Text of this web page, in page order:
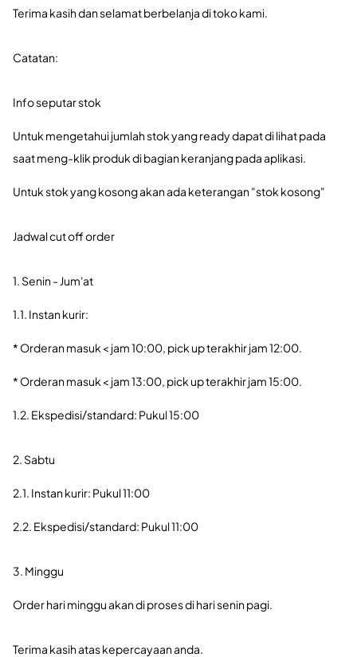
Terima kasih dan selamat berbelanja di toko kami.
Catatan:
Info seputar stok
Untuk mengetahui jumlah stok yang ready dapat di lihat pada
saat meng-klik produk di bagian keranjang pada aplikasi.
Untuk stok yang kosong akan ada keterangan "stok kosong"
Jadwal cut off order
1. Senin - Jum'at
1.1. Instan kurir:
* Orderan masuk < jam 10:00, pick up terakhir jam 12:00.
* Orderan masuk < jam 13:00, pick up terakhir jam 15:00.
1.2. Ekspedisi/standard: Pukul 15:00
2. Sabtu
2.1. Instan kurir: Pukul 11:00
2.2. Ekspedisi/standard: Pukul 11:00
3. Minggu
Order hari minggu akan di proses di hari senin pagi.
Terima kasih atas kepercayaan anda.